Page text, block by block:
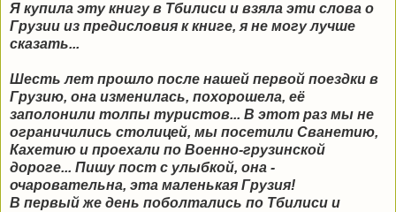
Я купила эту книгу в Тбилиси и взяла эти слова о
Грузии из предисловия к книге, я не могу лучше
сказать...
Шесть лет прошло после нашей первой поездки в
Грузию, она изменилась, похорошела, её
заполонили толпы туристов... В этот раз мы не
ограничились столицей, мы посетили Сванетию,
Кахетию и проехали по Военно-грузинской
дороге... Пишу пост с улыбкой, она -
очаровательна, эта маленькая Грузия!
В первый же день поболтались по Тбилиси и